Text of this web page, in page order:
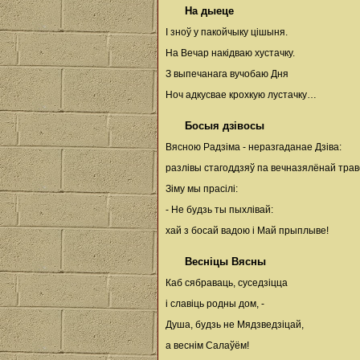
На дыеце
І зноў у пакойчыку цішыня.
На Вечар накідваю хустачку.
З выпечанага вучобаю Дня
Ноч адкусвае крохкую лустачку…
Босыя дзівосы
Вясною Радзіма - неразгаданае Дзіва:
разлівы стагоддзяў па вечназялёнай
Зіму мы прасілі:
- Не будзь ты пыхлівай:
хай з босай вадою і Май прыплыве!
Весніцы Вясны
Каб сябраваць, суседзіцца
і славіць родны дом, -
Душа, будзь не Мядзведзіцай,
а веснім Салаўём!